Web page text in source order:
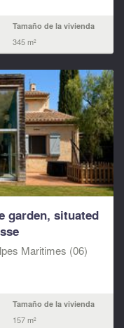
Tamaño de la vivienda
345 m²
garden, situated
Maritimes (06)
Tamaño de la vivienda
157 m²